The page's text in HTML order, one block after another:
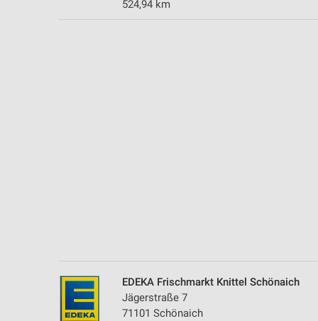
524,94 km
EDEKA Frischmarkt Knittel Schönaich
Jägerstraße 7
71101 Schönaich
Messung der Performance von Inhalten